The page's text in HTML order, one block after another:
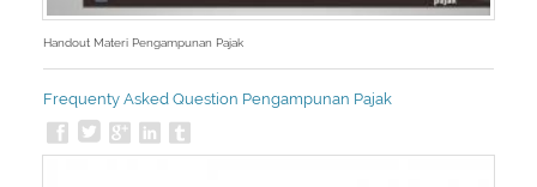
Handout Materi Pengampunan Pajak
Frequenty Asked Question Pengampunan Pajak